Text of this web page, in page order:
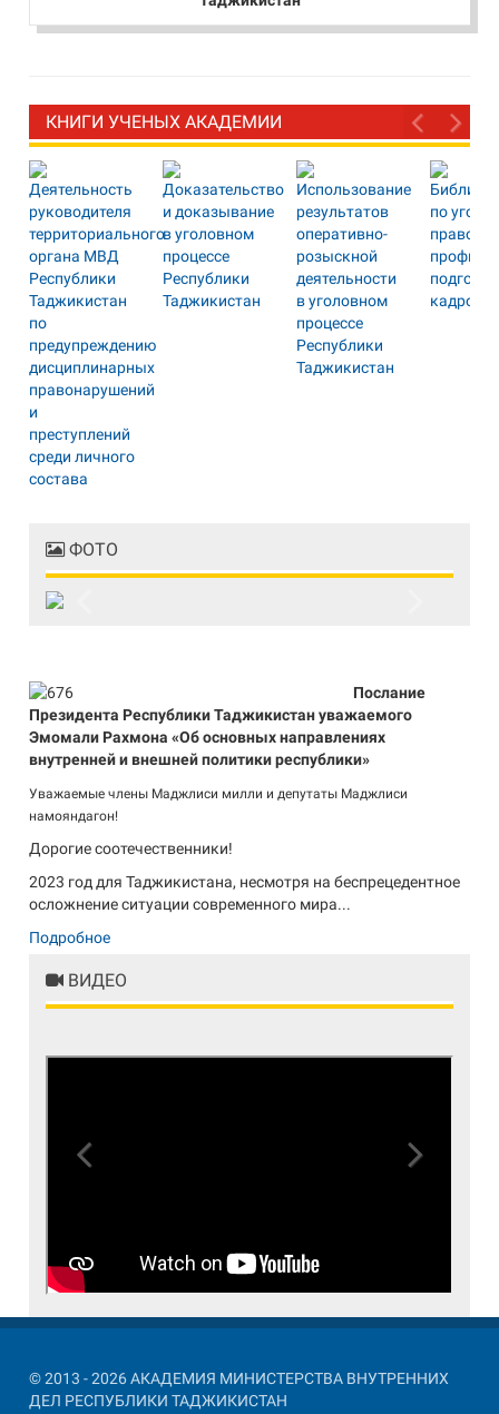
КНИГИ УЧЕНЫХ АКАДЕМИИ
ФОТО
Послание
Президента Республики Таджикистан уважаемого
Эмомали Рахмона «Об основных направлениях
внутренней и внешней политики республики»
Уважаемые члены Маджлиси милли и депутаты Маджлиси
намояндагон!
Дорогие соотечественники!
2023 год для Таджикистана, несмотря на беспрецедентное
осложнение ситуации современного мира...
Подробное
ВИДЕО
© 2013 - 2026 АКАДЕМИЯ МИНИСТЕРСТВА ВНУТРЕННИХ
ДЕЛ РЕСПУБЛИКИ ТАДЖИКИСТАН